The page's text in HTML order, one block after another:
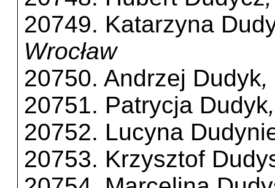
20749. Katarzyna
Wrocław
20750. Andrzej Dudyk,
20751. Patrycja Dudyk
20752. Lucyna
20753. Krzysztof